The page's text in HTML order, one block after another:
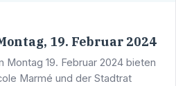
19. Februar 2024
Montag 19. Februar 2024 bieten
Marmé und der Stadtrat